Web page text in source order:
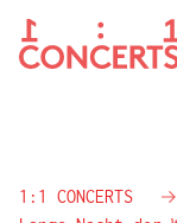
1:1 CONCERTS